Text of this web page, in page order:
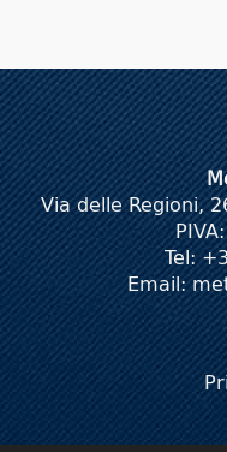
Via delle Regioni,
Tel:
Email: